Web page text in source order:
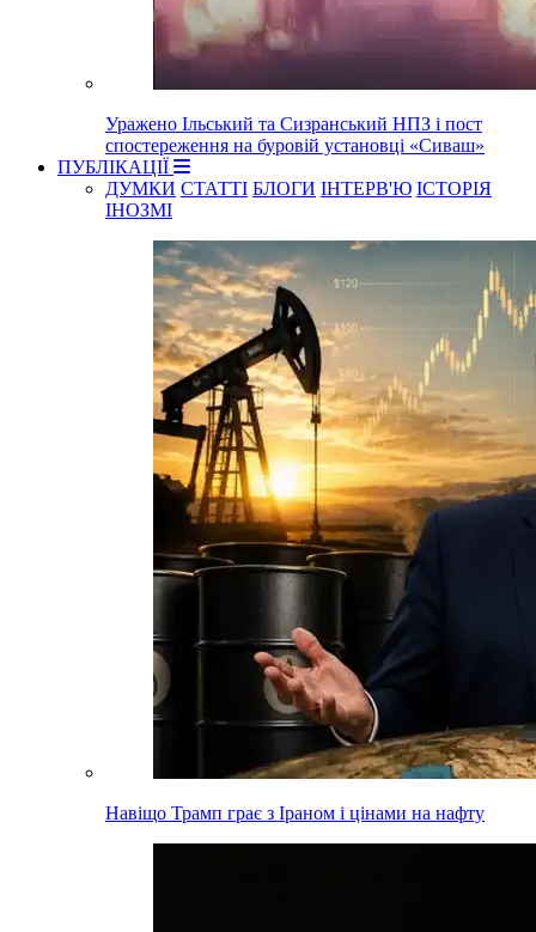
Уражено Ільський та Сизранський НПЗ і пост
спостереження на буровій установці «Сиваш»
ПУБЛІКАЦІЇ
ДУМКИ СТАТТІ БЛОГИ ІНТЕРВ'Ю ІСТОРІЯ
ІНОЗМІ
Навіщо Трамп грає з Іраном і цінами на нафту